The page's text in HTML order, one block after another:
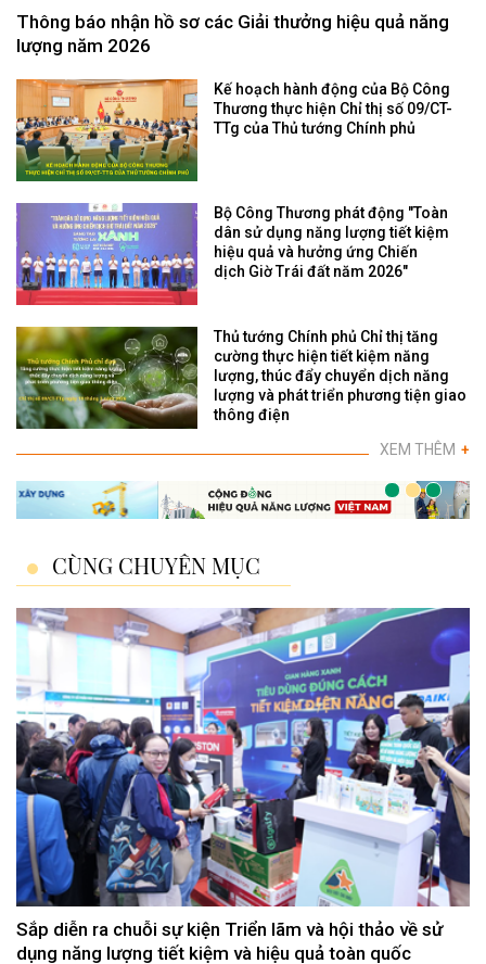
Thông báo nhận hồ sơ các Giải thưởng hiệu quả năng
lượng năm 2026
Kế hoạch hành động của Bộ Công
Thương thực hiện Chỉ thị số 09/CT-
TTg của Thủ tướng Chính phủ
Bộ Công Thương phát động "Toàn
dân sử dụng năng lượng tiết kiệm
hiệu quả và hưởng ứng Chiến
dịch Giờ Trái đất năm 2026"
Thủ tướng Chính phủ Chỉ thị tăng
cường thực hiện tiết kiệm năng
lượng, thúc đẩy chuyển dịch năng
lượng và phát triển phương tiện giao
thông điện
XEM THÊM +
CÙNG CHUYÊN MỤC
Sắp diễn ra chuỗi sự kiện Triển lãm và hội thảo về sử
dụng năng lượng tiết kiệm và hiệu quả toàn quốc